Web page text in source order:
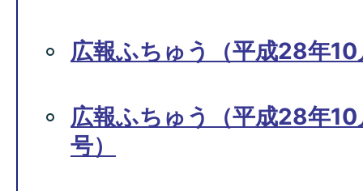
広報ふちゅう（平成28年
広報ふちゅう（平成28年
号）